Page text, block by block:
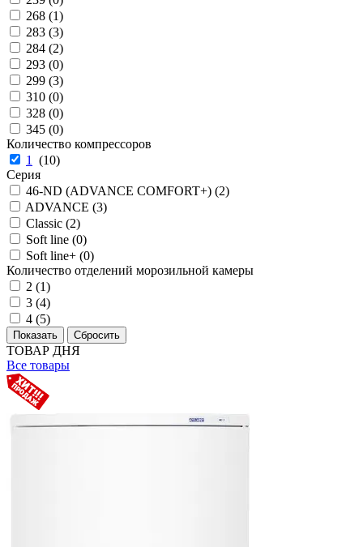
268 (1)
283 (3)
284 (2)
293 (0)
299 (3)
310 (0)
328 (0)
345 (0)
Количество компрессоров
1
(10)
Серия
46-ND (ADVANCE COMFORT+) (2)
ADVANCE (3)
Classic (2)
Soft line (0)
Soft line+ (0)
Количество отделений морозильной камеры
2 (1)
3 (4)
4 (5)
ТОВАР ДНЯ
Все товары